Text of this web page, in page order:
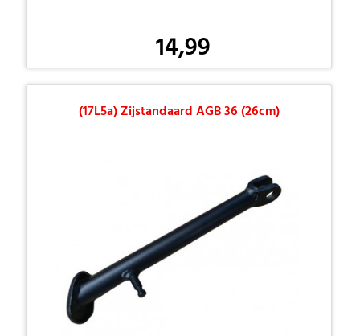
14,99
(17L5a) Zijstandaard AGB 36 (26cm)